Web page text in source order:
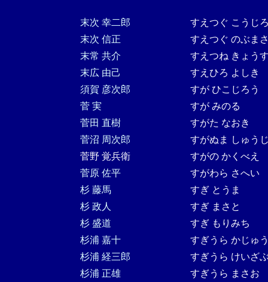
末次 幸二郎
すえつぐ こうじ
末次 信正
すえつぐ のぶま
末常 共介
すえつね きょう
末広 由己
すえひろ よしき
須賀 彦次郎
すが ひこじろう
菅 実
すが みのる
菅田 直樹
すがた なおき
菅沼 周次郎
すがぬま しゅう
菅野 覚兵衛
すがの かくべえ
菅原 佐平
すがわら さへい
杉 藤馬
すぎ とうま
杉 政人
すぎ まさと
杉 盛道
すぎ もりみち
杉浦 嘉十
すぎうら かじゅ
杉浦 経三郎
すぎうら けいざ
杉浦 正雄
すぎうら まさお